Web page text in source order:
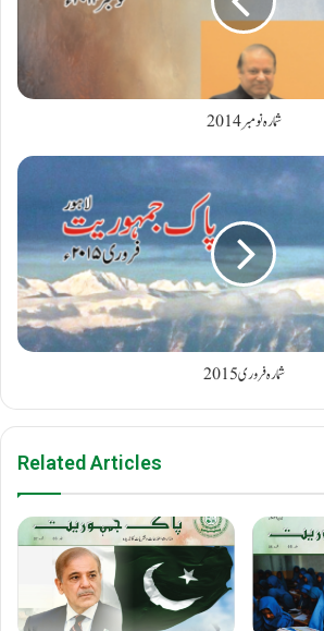
شمارہ نومبر 2014
شمارہ فروری2015
Related Articles